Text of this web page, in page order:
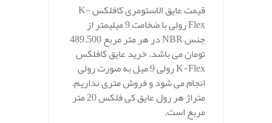
قیمت عایق الاستومری کافلکس K-
Flex رولی با ضخامت 9 میلیمتر از
جنس NBR در هر متر مربع 489.500
تومان می باشد. خرید عایق کافلکس
K-Flex رولی 9 میل به صورت رولی
انجام می شود و فروش متری نداریم.
متراژ هر رول عایق کی فلکس 20 متر
مربع است.